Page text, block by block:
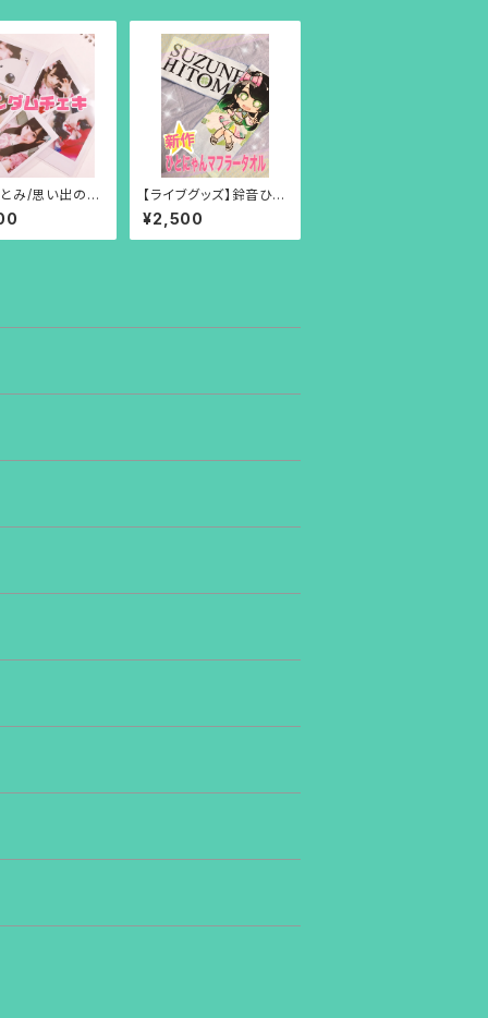
み/思い出のラ
ェキ(サインな
【ライブグッズ】鈴音ひと
み/ひとにゃんマフラー
タオル
¥2,500